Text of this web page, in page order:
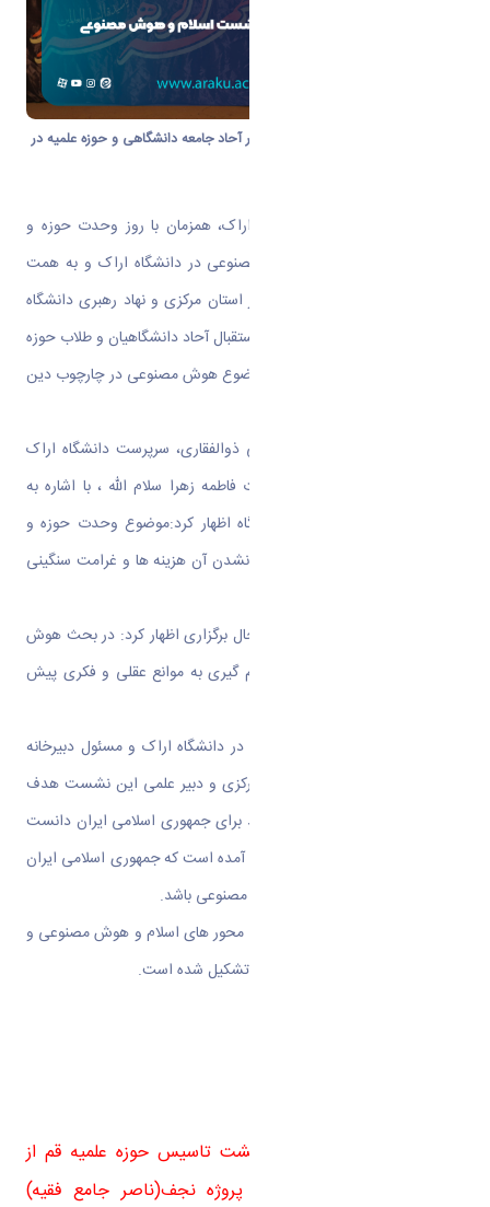
نشست اسلام و هوش مصنوعی با حضور آحاد جامعه دانشگاهی و حوزه علمیه در
به گزارش روابط عمومی دانشگاه اراک، همزمان با روز وحدت حوزه و
دانشگاه، نشست اسلام و هوش مصنوعی در دانشگاه اراک و به همت
دبیرخانه وحدت حوزه و دانشگاه در استان مرکزی و نهاد رهبری دانشگاه
اراک برگزار شد. این نشست که با استقبال آحاد دانشگاهیان و طلاب حوزه
های علمیه مواجه شد به اهمیت موضوع هوش مصنوعی در چارچوب دین
در ابتدای این نشست دکتر مجتبی ذوالفقاری، سرپرست دانشگاه اراک
ضمن عرض تسلیت شهادت حضرت فاطمه زهرا سلام الله ، با اشاره به
حیاتی بودن وحدت حوزه و دانشگاه اظهار کرد:موضوع وحدت حوزه و
دانشگاه آن قدرمهم است که انجام نشدن آن هزینه ها و غرامت سنگینی
وی با توجه به اهمیت نشست در حال برگزاری اظهار کرد: در بحث هوش
مصنوعی شناخت ، انتخاب و تصمیم گیری به موانع عقلی و فکری پیش
دکتر مهدوی اطهر،نماینده ولی فقیه در دانشگاه اراک و مسئول دبیرخانه
وحدت حوزه و دانشگاه در استان مرکزی و دبیر علمی این نشست هدف
از برگزاری آن را تربیت نیروی کارآمد برای جمهوری اسلامی ایران دانست
و گفت: در بیانات مقام معظم رهبری آمده است که جمهوری اسلامی ایران
باید جز ده کشور برتر در حوزه هوش مصنوعی باشد.
بر این اساس دو کارگروه تخصصی با محور های اسلام و هوش مصنوعی و
اسلام و حکم رانی در دانشگاه اراک تشکیل شده است.
کتر قاسمی: در صدمین سالگشت تاسیس حوزه علمیه قم از
محصولات جدیدتری از کلان پروژه نجف(ناصر جامع فقیه)